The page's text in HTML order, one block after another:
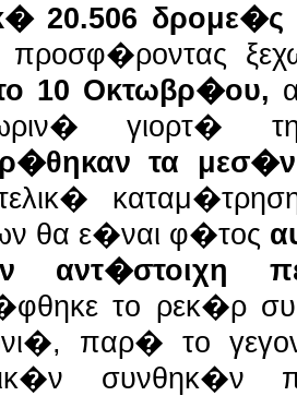
20.506 δρομε�ς
προσφ�ροντας
10 Οκτωβρ�ου,
τα
θα ε�ναι φ�τος
αντ�στοιχη
το ρεκ�ρ
παρ� το